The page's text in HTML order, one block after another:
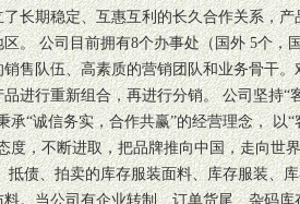
长期稳定、互惠互利的长久合作关系，产
。 公司目前拥有8个办事处（国外 5个，
售队伍、高素质的营销团队和业务骨干。
进行重新组合，再进行分销。 公司坚持“
承“诚信务实，合作共赢”的经营理念， 以
度，不断进取，把品牌推向中国，走向世
债、拍卖的库存服装面料、库存服装、
。当公司有企业转制、订单货尾、杂码库